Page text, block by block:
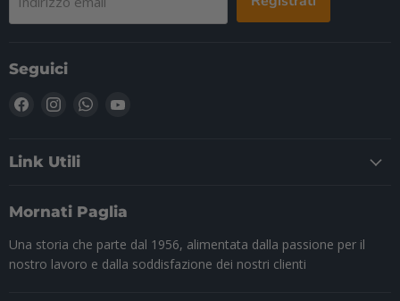
Seguici
Trovaci Trovaci Trovaci
Link Utili
Mornati Paglia
Una storia che parte dal 1956, alimentata dalla passione per il
nostro lavoro e dalla soddisfazione dei nostri clienti